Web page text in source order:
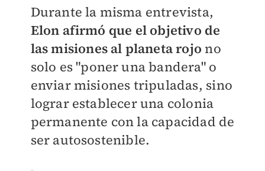
Durante la misma entrevista,
Elon afirmó que el objetivo de
las misiones al planeta rojo no
solo es "poner una bandera" o
enviar misiones tripuladas, sino
lograr establecer una colonia
permanente con la capacidad de
ser autosostenible.